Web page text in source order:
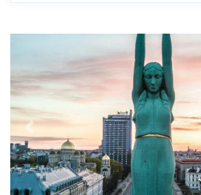
Previous